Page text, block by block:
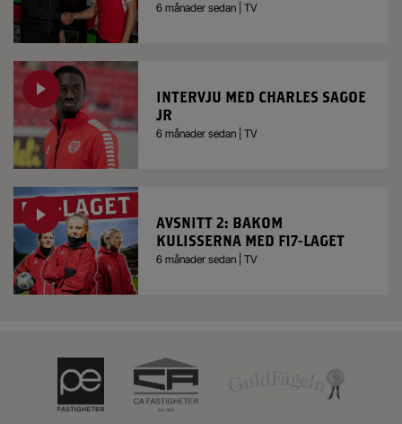
6 månader sedan | TV
INTERVJU MED CHARLES SAGOE
JR
6 månader sedan | TV
AVSNITT 2: BAKOM
KULISSERNA MED F17-LAGET
6 månader sedan | TV